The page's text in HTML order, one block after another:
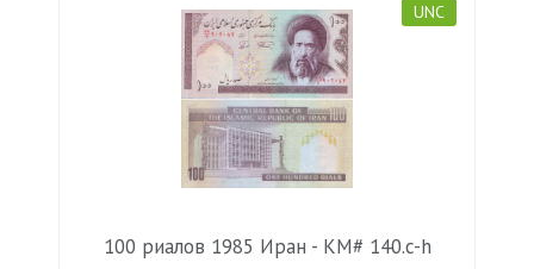
UNC
100 риалов 1985 Иран - KM# 140.c-h